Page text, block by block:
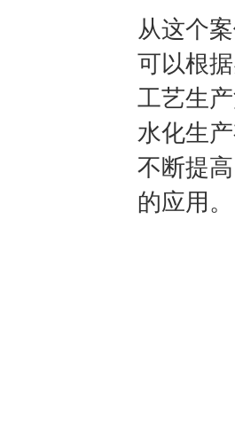
从这个
可以根
工艺生
水化生
不断提
的应用。